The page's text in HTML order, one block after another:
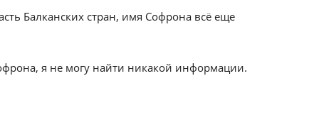
Балканских стран, имя Софрона всё еще
я не могу найти никакой информации.